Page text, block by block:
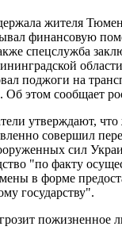
жителя
финансовую
спецслужба
поджоги на
Об этом сообщает
утверждают,
совершил
сил
"по факту
в форме
государству".
пожизненное